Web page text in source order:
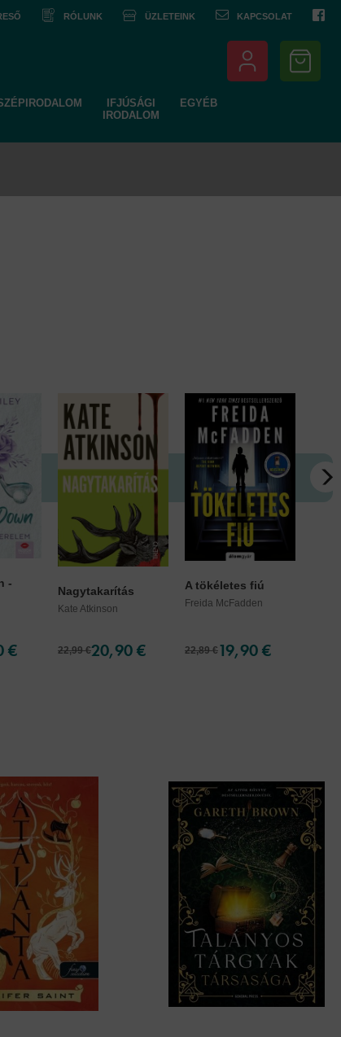
RÓLUNK ÜZLETEINK KAPCSOLAT
IFJÚSÁGI
IRODALOM
EGYÉB
-
€
Nagytakarítás
Kate Atkinson
22,99 €20,90 €
A tökéletes fiú
Freida McFadden
22,89 €19,90 €